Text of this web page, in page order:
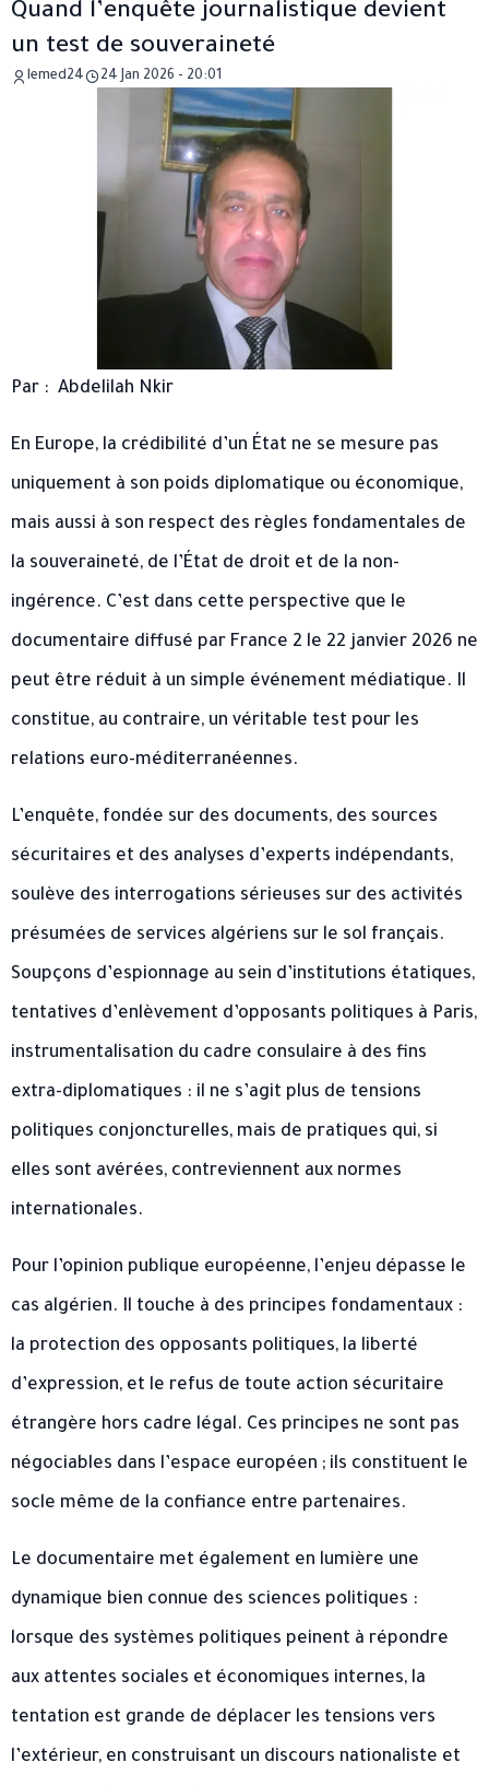
Quand l’enquête journalistique devient
un test de souveraineté
lemed24 24 Jan 2026 - 20:01
Par : Abdelilah Nkir
En Europe, la crédibilité d’un État ne se mesure pas
uniquement à son poids diplomatique ou économique,
mais aussi à son respect des règles fondamentales de
la souveraineté, de l’État de droit et de la non-
ingérence. C’est dans cette perspective que le
documentaire diffusé par France 2 le 22 janvier 2026 ne
peut être réduit à un simple événement médiatique. Il
constitue, au contraire, un véritable test pour les
relations euro-méditerranéennes.
L’enquête, fondée sur des documents, des sources
sécuritaires et des analyses d’experts indépendants,
soulève des interrogations sérieuses sur des activités
présumées de services algériens sur le sol français.
Soupçons d’espionnage au sein d’institutions étatiques,
tentatives d’enlèvement d’opposants politiques à Paris,
instrumentalisation du cadre consulaire à des fins
extra-diplomatiques : il ne s’agit plus de tensions
politiques conjoncturelles, mais de pratiques qui, si
elles sont avérées, contreviennent aux normes
internationales.
Pour l’opinion publique européenne, l’enjeu dépasse le
cas algérien. Il touche à des principes fondamentaux :
la protection des opposants politiques, la liberté
d’expression, et le refus de toute action sécuritaire
étrangère hors cadre légal. Ces principes ne sont pas
négociables dans l’espace européen ; ils constituent le
socle même de la confiance entre partenaires.
Le documentaire met également en lumière une
dynamique bien connue des sciences politiques :
lorsque des systèmes politiques peinent à répondre
aux attentes sociales et économiques internes, la
tentation est grande de déplacer les tensions vers
l’extérieur, en construisant un discours nationaliste et